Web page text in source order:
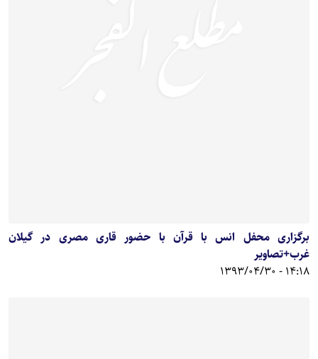
برگزاری محفل انس با قرآن با حضور قاری مصری در گیلان
غرب+تصاویر
14:18 - 1393/04/30